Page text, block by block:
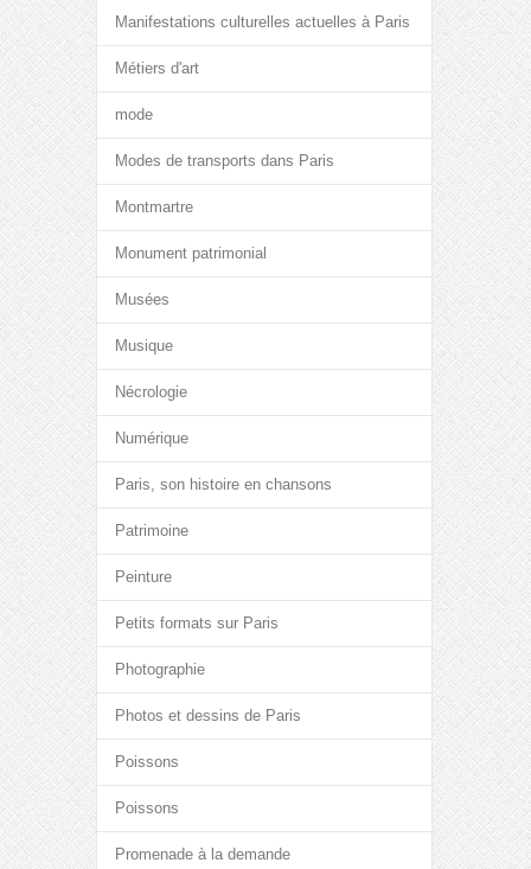
Manifestations culturelles actuelles à Paris
Métiers d'art
mode
Modes de transports dans Paris
Montmartre
Monument patrimonial
Musées
Musique
Nécrologie
Numérique
Paris, son histoire en chansons
Patrimoine
Peinture
Petits formats sur Paris
Photographie
Photos et dessins de Paris
Poissons
Poissons
Promenade à la demande